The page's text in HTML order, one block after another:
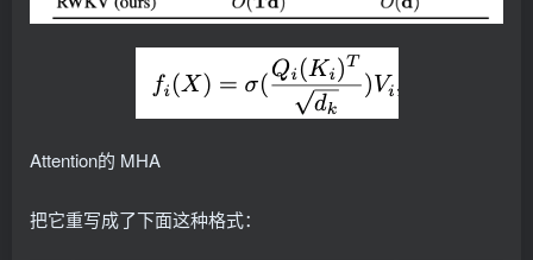
Attention的 MHA
把它重写成了下面这种格式：